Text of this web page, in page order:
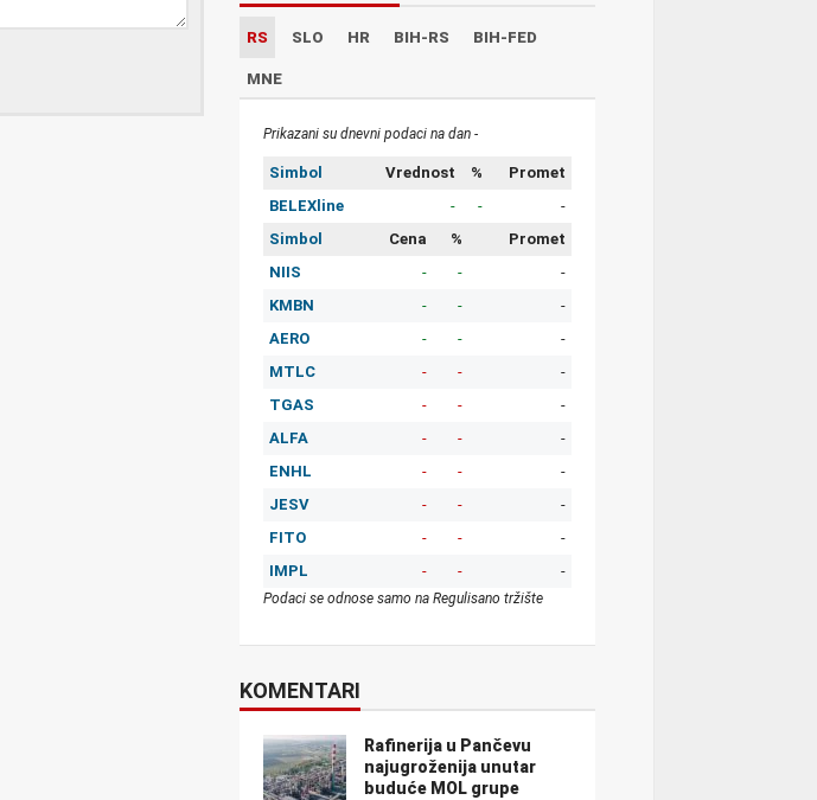
RS SLO HR BIH-RS BIH-FED
MNE
Prikazani su dnevni podaci na dan -
Simbol Vrednost %
Promet
BELEXline
- -
-
Simbol
Cena %
Promet
NIIS
- -
-
KMBN
- -
-
AERO
- -
-
MTLC
- -
-
TGAS
- -
-
ALFA
- -
-
ENHL
- -
-
JESV
- -
-
FITO
- -
-
IMPL
- - -
Podaci se odnose samo na Regulisano tržište
KOMENTARI
Rafinerija u Pančevu
najugroženija unutar
buduće MOL grupe